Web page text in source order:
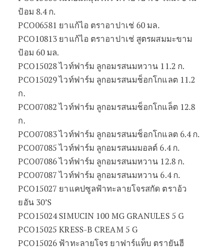
ป้อม 8.4 ก.
PCO06581 ยาแก้ไอ ตราอาปาเช่ 60 มล.
PCO10813 ยาแก้ไอ ตราอาปาเช่ สูตรผสมมะขาม
ป้อม 60 มล.
PCO15028 ไวท์ฟาร์ม ลูกอมรสนมหวาน 11.2 ก.
PCO15029 ไวท์ฟาร์ม ลูกอมรสนมช็อกโกแลต 11.2
ก.
PCO07082 ไวท์ฟาร์ม ลูกอมรสนมช็อกโกแล็ต 12.8
ก.
PCO07083 ไวท์ฟาร์ม ลูกอมรสนมช็อกโกแลต 6.4 ก.
PCO07085 ไวท์ฟาร์ม ลูกอมรสนมมอลต์ 6.4 ก.
PCO07086 ไวท์ฟาร์ม ลูกอมรสนมหวาน 12.8 ก.
PCO07087 ไวท์ฟาร์ม ลูกอมรสนมหวาน 6.4 ก.
PCO15027 ยาแคปซูลฟ้าทะลายโจรสกัด ตราอ้ว
ยอัน 30’S
PCO15024 SIMUCIN 100 MG GRANULES 5 G
PCO15025 KRESS-B CREAM 5 G
PCO15026 ฟ้าทะลายโจร ยาฟาร์แท็บ ตรายันฮี